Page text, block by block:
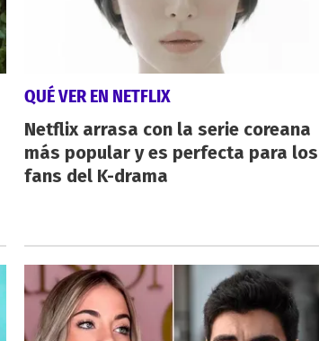
QUÉ VER EN NETFLIX
Netflix arrasa con la serie coreana
más popular y es perfecta para los
fans del K-drama